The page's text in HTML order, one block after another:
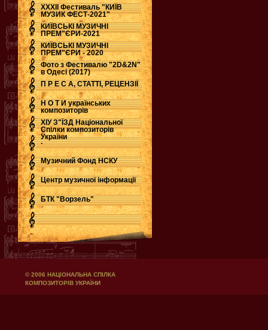
ХХХІІ Фестиваль "КИЇВ
МУЗИК ФЕСТ-2021"
КИЇВСЬКІ МУЗИЧНІ
ПРЕМ"ЄРИ-2021
КИЇВСЬКІ МУЗИЧНІ
ПРЕМ"ЄРИ - 2020
Фото з Фестивалю "2D&2N"
в Одесі (2017)
П Р Е С А, СТАТТІ, РЕЦЕНЗІЇ
Н О Т И українських
композиторів
ХІУ З"ЇЗД Національної
Спілки композиторів
України
.
Музичний Фонд НСКУ
Центр музичної інформації
БТК "Ворзель"
© 2006 НАЦІОНАЛЬНА СПІЛКА
КОМПОЗИТОРІВ УКРАЇНИ